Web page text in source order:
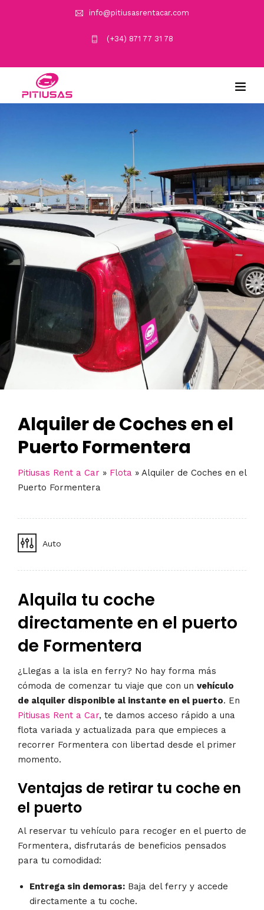
info@pitiusasrentacar.com
(+34) 871 77 31 78
Alquiler de Coches en el
Puerto Formentera
Pitiusas Rent a Car » Flota » Alquiler de Coches en el
Puerto Formentera
Auto
Alquila tu coche
directamente en el puerto
de Formentera
¿Llegas a la isla en ferry? No hay forma más
cómoda de comenzar tu viaje que con un vehículo
de alquiler disponible al instante en el puerto. En
Pitiusas Rent a Car, te damos acceso rápido a una
flota variada y actualizada para que empieces a
recorrer Formentera con libertad desde el primer
momento.
Ventajas de retirar tu coche en
el puerto
Al reservar tu vehículo para recoger en el puerto de
Formentera, disfrutarás de beneficios pensados
para tu comodidad:
Entrega sin demoras: Baja del ferry y accede
directamente a tu coche.